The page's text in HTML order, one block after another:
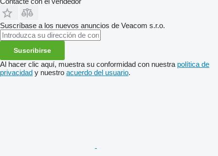
Suscríbase a los nuevos anuncios de Veacom s.r.o.
Suscribirse
Al hacer clic aquí, muestra su conformidad con nuestra política de
privacidad y nuestro acuerdo del usuario.